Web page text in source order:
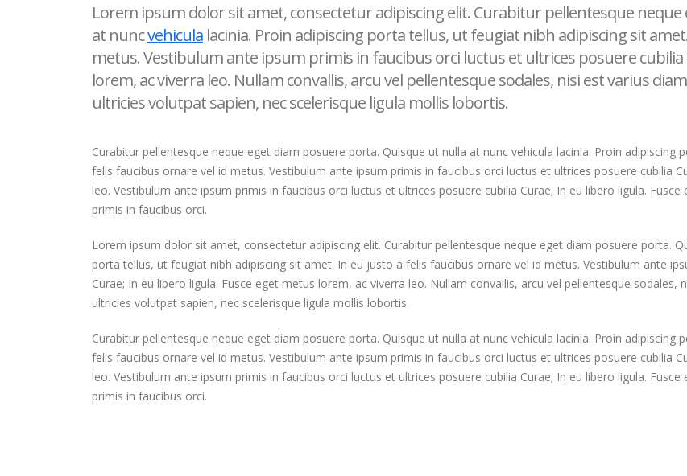
Lorem ipsum dolor sit amet, consectetur adipiscing elit. Curabitur pellentesque
at nuncvehicula lacinia. Proin adipiscing porta tellus, ut feugiat nibh adipiscing sit
metus. Vestibulum ante ipsum primis in faucibus orci luctus et ultrices posuere cubilia
lorem, ac viverra leo. Nullam convallis, arcu vel pellentesque sodales, nisi est varius
ultricies volutpat sapien, nec scelerisque ligula mollis lobortis.
Curabitur pellentesque neque eget diam posuere porta. Quisque ut nulla at nunc vehicula lacinia. Proin
felis faucibus ornare vel id metus. Vestibulum ante ipsum primis in faucibus orci luctus et ultrices posuere cubilia
leo. Vestibulum ante ipsum primis in faucibus orci luctus et ultrices posuere cubilia Curae; In eu libero ligula.
primis in faucibus orci.
Lorem ipsum dolor sit amet, consectetur adipiscing elit. Curabitur pellentesque neque eget diam posuere porta.
porta tellus, ut feugiat nibh adipiscing sit amet. In eu justo a felis faucibus ornare vel id metus. Vestibulum ante
Curae; In eu libero ligula. Fusce eget metus lorem, ac viverra leo. Nullam convallis, arcu vel pellentesque
ultricies volutpat sapien, nec scelerisque ligula mollis lobortis.
Curabitur pellentesque neque eget diam posuere porta. Quisque ut nulla at nunc vehicula lacinia. Proin
felis faucibus ornare vel id metus. Vestibulum ante ipsum primis in faucibus orci luctus et ultrices posuere cubilia
leo. Vestibulum ante ipsum primis in faucibus orci luctus et ultrices posuere cubilia Curae; In eu libero ligula.
primis in faucibus orci.